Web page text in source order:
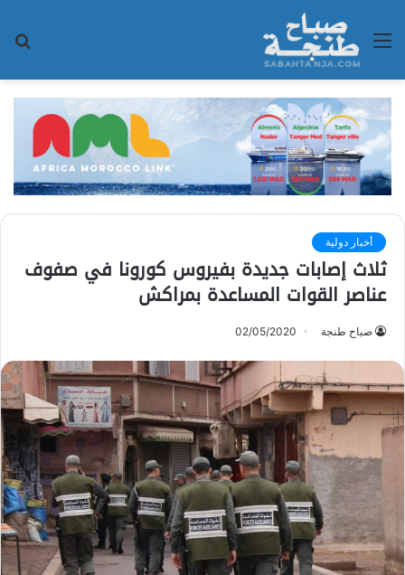
القائمة
أخبار دولية
ثلاث إصابات جديدة بفيروس كورونا في صفوف
عناصر القوات المساعدة بمراكش
صباح طنجة 02/05/2020